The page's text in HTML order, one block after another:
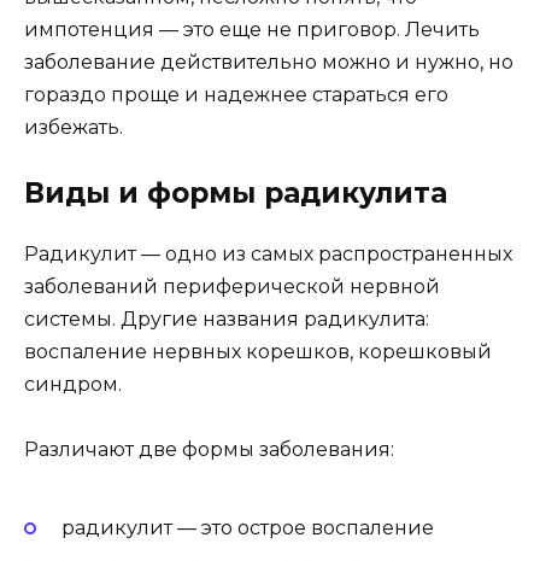
импотенция — это еще не приговор. Лечить
заболевание действительно можно и нужно, но
гораздо проще и надежнее стараться его
избежать.
Виды и формы радикулита
Радикулит — одно из самых распространенных
заболеваний периферической нервной
системы. Другие названия радикулита:
воспаление нервных корешков, корешковый
синдром.
Различают две формы заболевания:
радикулит — это острое воспаление